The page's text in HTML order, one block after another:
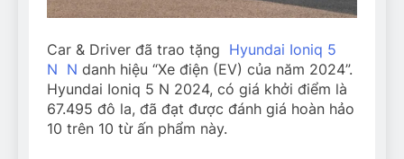
Car & Driver đã trao tặng Hyundai Ioniq 5
N N danh hiệu “Xe điện (EV) của năm 2024”.
Hyundai Ioniq 5 N 2024, có giá khởi điểm là
67.495 đô la, đã đạt được đánh giá hoàn hảo
10 trên 10 từ ấn phẩm này.